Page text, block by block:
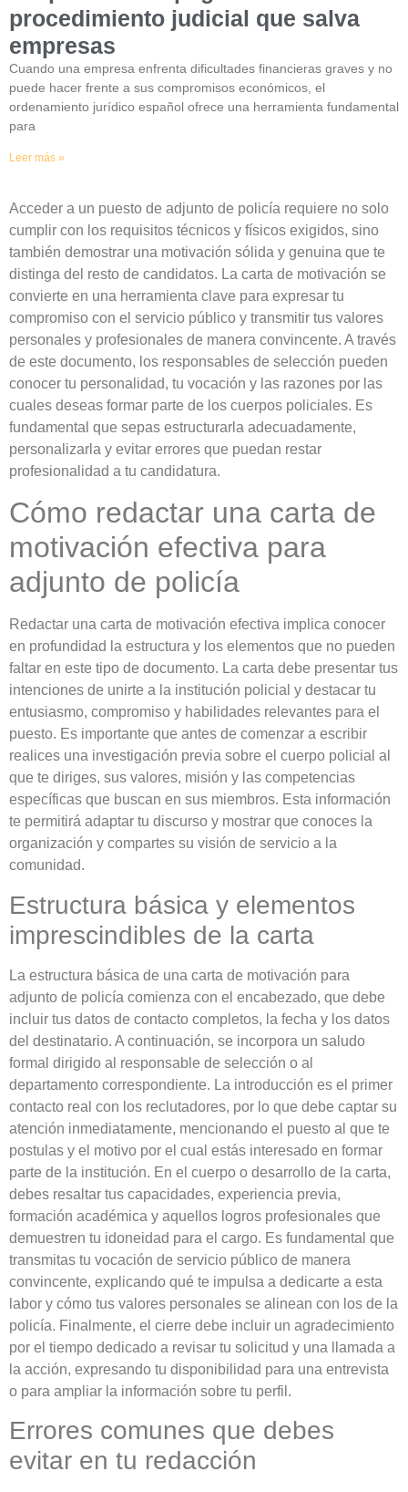
procedimiento judicial que salva
empresas
Cuando una empresa enfrenta dificultades financieras graves y no
puede hacer frente a sus compromisos económicos, el
ordenamiento jurídico español ofrece una herramienta fundamental
para
Leer más »
Acceder a un puesto de adjunto de policía requiere no solo
cumplir con los requisitos técnicos y físicos exigidos, sino
también demostrar una motivación sólida y genuina que te
distinga del resto de candidatos. La carta de motivación se
convierte en una herramienta clave para expresar tu
compromiso con el servicio público y transmitir tus valores
personales y profesionales de manera convincente. A través
de este documento, los responsables de selección pueden
conocer tu personalidad, tu vocación y las razones por las
cuales deseas formar parte de los cuerpos policiales. Es
fundamental que sepas estructurarla adecuadamente,
personalizarla y evitar errores que puedan restar
profesionalidad a tu candidatura.
Cómo redactar una carta de
motivación efectiva para
adjunto de policía
Redactar una carta de motivación efectiva implica conocer
en profundidad la estructura y los elementos que no pueden
faltar en este tipo de documento. La carta debe presentar tus
intenciones de unirte a la institución policial y destacar tu
entusiasmo, compromiso y habilidades relevantes para el
puesto. Es importante que antes de comenzar a escribir
realices una investigación previa sobre el cuerpo policial al
que te diriges, sus valores, misión y las competencias
específicas que buscan en sus miembros. Esta información
te permitirá adaptar tu discurso y mostrar que conoces la
organización y compartes su visión de servicio a la
comunidad.
Estructura básica y elementos
imprescindibles de la carta
La estructura básica de una carta de motivación para
adjunto de policía comienza con el encabezado, que debe
incluir tus datos de contacto completos, la fecha y los datos
del destinatario. A continuación, se incorpora un saludo
formal dirigido al responsable de selección o al
departamento correspondiente. La introducción es el primer
contacto real con los reclutadores, por lo que debe captar su
atención inmediatamente, mencionando el puesto al que te
postulas y el motivo por el cual estás interesado en formar
parte de la institución. En el cuerpo o desarrollo de la carta,
debes resaltar tus capacidades, experiencia previa,
formación académica y aquellos logros profesionales que
demuestren tu idoneidad para el cargo. Es fundamental que
transmitas tu vocación de servicio público de manera
convincente, explicando qué te impulsa a dedicarte a esta
labor y cómo tus valores personales se alinean con los de la
policía. Finalmente, el cierre debe incluir un agradecimiento
por el tiempo dedicado a revisar tu solicitud y una llamada a
la acción, expresando tu disponibilidad para una entrevista
o para ampliar la información sobre tu perfil.
Errores comunes que debes
evitar en tu redacción